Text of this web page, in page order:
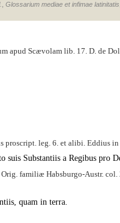
Glossarium mediae et infimae latinitatis
apud Scævolam lib. 17. D. de
proscript. leg. 6. et alibi. Eddius
suis Substantiis a Regibus pro
familiæ Habsburgo-Austr.
quam in terra.